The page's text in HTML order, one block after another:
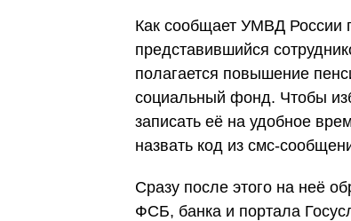
Как сообщает УМВД России
представившийся
полагается повышение
социальный фонд. Чтобы
записать её на удобное
назвать код из смс-
Сразу после этого на неё
ФСБ, банка и портала